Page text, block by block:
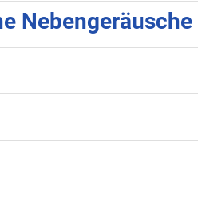
Nebengeräusche